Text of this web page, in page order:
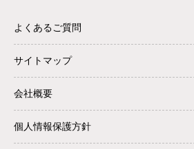
よくあるご質問
サイトマップ
会社概要
個人情報保護方針